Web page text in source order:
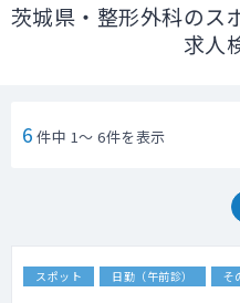
茨城県・整形外科のス
求人
6 件中 1～ 6件を表示
スポット 日勤（午前診） そ